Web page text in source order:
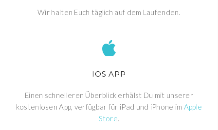
Wir halten Euch täglich auf dem Laufenden.
IOS APP
Einen schnelleren Überblick erhälst Du mit unserer
kostenlosen App, verfügbar für iPad und iPhone im Apple
Store.